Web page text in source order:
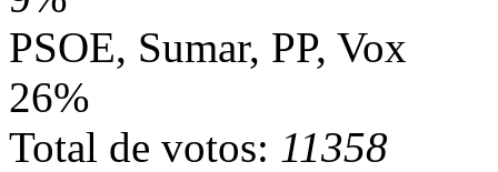
PSOE, Sumar, PP, Vox
26%
Total de votos: 11358